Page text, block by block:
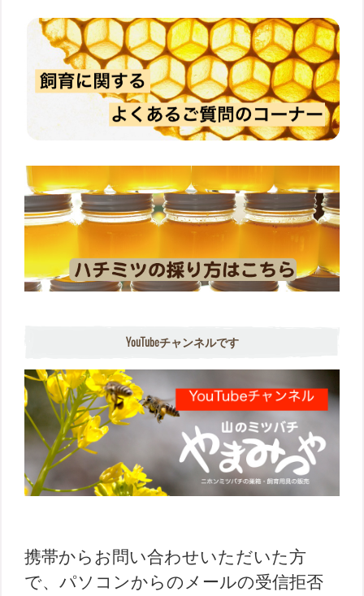
YouTubeチャンネルです
携帯からお問い合わせいただいた方
で、パソコンからのメールの受信拒否